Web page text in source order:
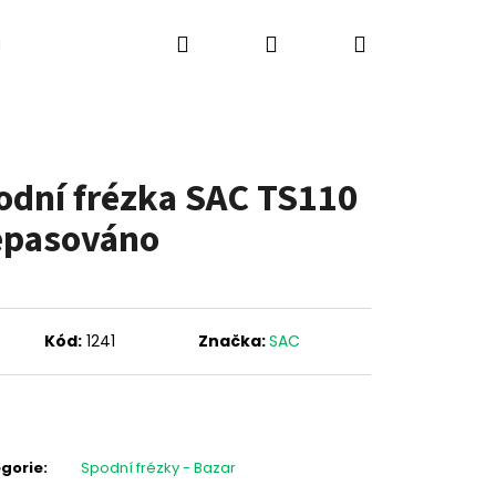
Kontakty Blog
Hledat PřihlášeníNákupní
frézka SAC TS110
Kód: 1241 Značka:SAC
: Spodní frézky - Bazar